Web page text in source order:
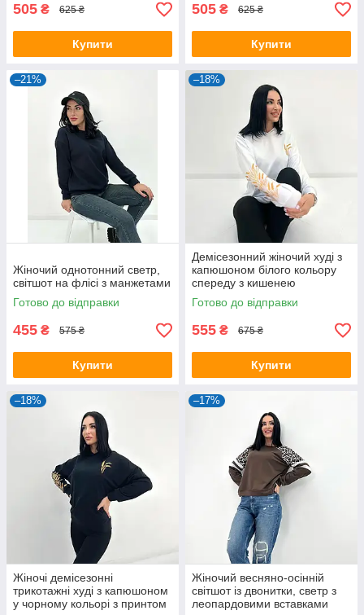
505 ₴ 625 ₴
Купити
505 ₴ 625 ₴
Купити
–21%
Жіночий однотонний светр,
світшот на флісі з манжетами
Готово до відправки
455 ₴ 575 ₴
Купити
–18%
Демісезонний жіночий худі з
капюшоном білого кольору
спереду з кишенею
Готово до відправки
555 ₴ 675 ₴
Купити
–18%
Жіночі демісезонні
трикотажні худі з капюшоном
у чорному кольорі з принтом
–17%
Жіночий весняно-осінній
світшот із двонитки, светр з
леопардовими вставками